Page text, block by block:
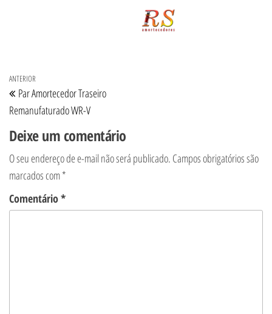
Navegação de Post
Post anterior
ANTERIOR
Par Amortecedor Traseiro
Remanufaturado WR-V
Deixe um comentário
O seu endereço de e-mail não será publicado. Campos obrigatórios são
marcados com*
Comentário*